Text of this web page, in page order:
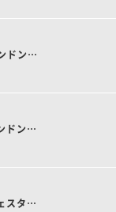
スウィンドン・タウン
スウィンドン・タウン
マンチェスターC